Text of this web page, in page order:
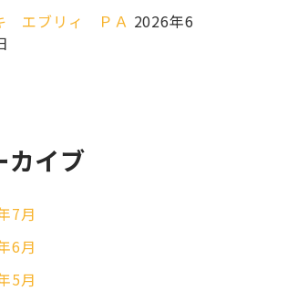
エブリィ ＰＡ 2026年6
カイブ
7月
6月
5月